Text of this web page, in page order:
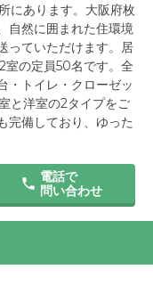
にあります。大阪府枚
自然に囲まれた住環境
っていただけます。居
室の定員50名です。全
・トイレ・クローゼッ
と洋室の2タイプをご
完備しており、ゆった
電話で
問い合わせ